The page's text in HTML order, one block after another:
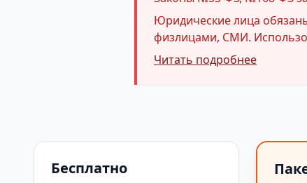
Юридические лица
физлицами, СМИ.
Читать подробнее
Бесплатно